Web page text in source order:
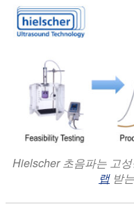
Hielscher 초음파는 고
랩받